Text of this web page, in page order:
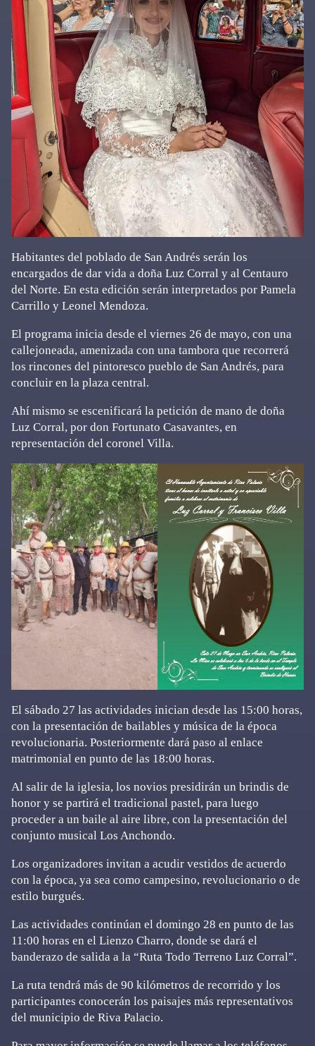
Habitantes del poblado de San Andrés serán los
encargados de dar vida a doña Luz Corral y al Centauro
del Norte. En esta edición serán interpretados por Pamela
Carrillo y Leonel Mendoza.
El programa inicia desde el viernes 26 de mayo, con una
callejoneada, amenizada con una tambora que recorrerá
los rincones del pintoresco pueblo de San Andrés, para
concluir en la plaza central.
Ahí mismo se escenificará la petición de mano de doña
Luz Corral, por don Fortunato Casavantes, en
representación del coronel Villa.
El sábado 27 las actividades inician desde las 15:00 horas,
con la presentación de bailables y música de la época
revolucionaria. Posteriormente dará paso al enlace
matrimonial en punto de las 18:00 horas.
Al salir de la iglesia, los novios presidirán un brindis de
honor y se partirá el tradicional pastel, para luego
proceder a un baile al aire libre, con la presentación del
conjunto musical Los Anchondo.
Los organizadores invitan a acudir vestidos de acuerdo
con la época, ya sea como campesino, revolucionario o de
estilo burgués.
Las actividades continúan el domingo 28 en punto de las
11:00 horas en el Lienzo Charro, donde se dará el
banderazo de salida a la “Ruta Todo Terreno Luz Corral”.
La ruta tendrá más de 90 kilómetros de recorrido y los
participantes conocerán los paisajes más representativos
del municipio de Riva Palacio.